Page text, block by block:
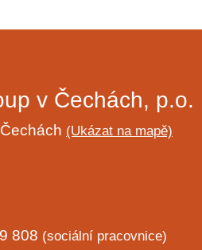
v Čechách, p.o.
(Ukázat na mapě)
808 (sociální pracovnice)